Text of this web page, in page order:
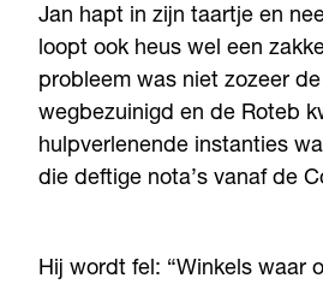
Jan hapt in zijn taartje en
loopt ook heus wel een
probleem was niet zozeer
wegbezuinigd en de Roteb
hulpverlenende instanties
die deftige nota’s vanaf de
Hij wordt fel: “Winkels waar